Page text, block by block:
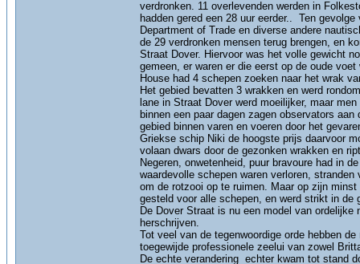
verdronken. 11 overlevenden werden in
hadden gered een 28 uur eerder.. Ten
Department of Trade en diverse andere
de 29 verdronken mensen terug brengen, en
Straat Dover. Hiervoor was het volle gewicht
gemeen, er waren er die eerst op de oude
House had 4 schepen zoeken naar het wrak
Het gebied bevatten 3 wrakken en werd
lane in Straat Dover werd moeilijker, maar
binnen een paar dagen zagen observators
gebied binnen varen en voeren door het
Griekse schip Niki de hoogste prijs daarvoor
volaan dwars door de gezonken wrakken en
Negeren, onwetenheid, puur bravoure had in
waardevolle schepen waren verloren,
om de rotzooi op te ruimen. Maar op zijn
gesteld voor alle schepen, en werd strikt in de
De Dover Straat is nu een model van
herschrijven.
Tot veel van de tegenwoordige orde hebben
toegewijde professionele zeelui van zowel
De echte verandering echter kwam tot stand